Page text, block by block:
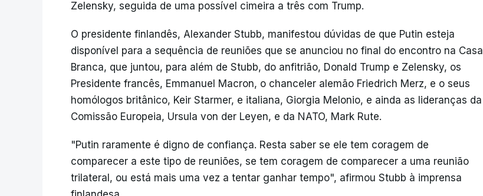
Zelensky, seguida de uma possível cimeira a três com Trump.
O presidente finlandês, Alexander Stubb, manifestou dúvidas de que Putin esteja
disponível para a sequência de reuniões que se anunciou no final do encontro na Casa
Branca, que juntou, para além de Stubb, do anfitrião, Donald Trump e Zelensky, os
Presidente francês, Emmanuel Macron, o chanceler alemão Friedrich Merz, e o seus
homólogos britânico, Keir Starmer, e italiana, Giorgia Melonio, e ainda as lideranças da
Comissão Europeia, Ursula von der Leyen, e da NATO, Mark Rute.
"Putin raramente é digno de confiança. Resta saber se ele tem coragem de
comparecer a este tipo de reuniões, se tem coragem de comparecer a uma reunião
trilateral, ou está mais uma vez a tentar ganhar tempo", afirmou Stubb à imprensa